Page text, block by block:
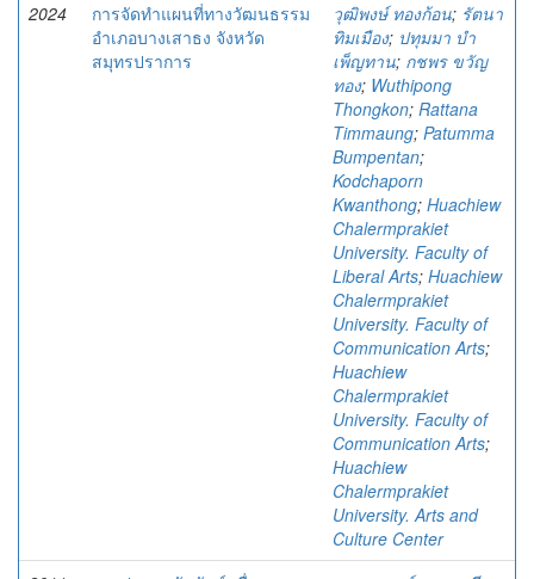
2024
การจัดทำแผนที่ทางวัฒนธรรม
อำเภอบางเสาธง จังหวัด
สมุทรปราการ
วุฒิพงษ์ ทองก้อน; รัตนา
ทิมเมือง; ปทุมมา บํา
เพ็ญทาน; กชพร ขวัญ
ทอง; Wuthipong
Thongkon; Rattana
Timmaung; Patumma
Bumpentan;
Kodchaporn
Kwanthong; Huachiew
Chalermprakiet
University. Faculty of
Liberal Arts; Huachiew
Chalermprakiet
University. Faculty of
Communication Arts;
Huachiew
Chalermprakiet
University. Faculty of
Communication Arts;
Huachiew
Chalermprakiet
University. Arts and
Culture Center